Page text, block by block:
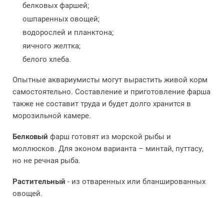
белковых фаршей;
ошпаренных овощей;
водорослей и планктона;
яичного желтка;
белого хлеба.
Опытные аквариумисты могут вырастить живой корм
самостоятельно. Составление и приготовление фарша
также не составит труда и будет долго хранится в
морозильной камере.
Белковый фарш готовят из морской рыбы и
моллюсков. Для эконом варианта – минтай, путтасу,
но не речная рыба.
Растительный - из отваренных или бланшированных
овощей.